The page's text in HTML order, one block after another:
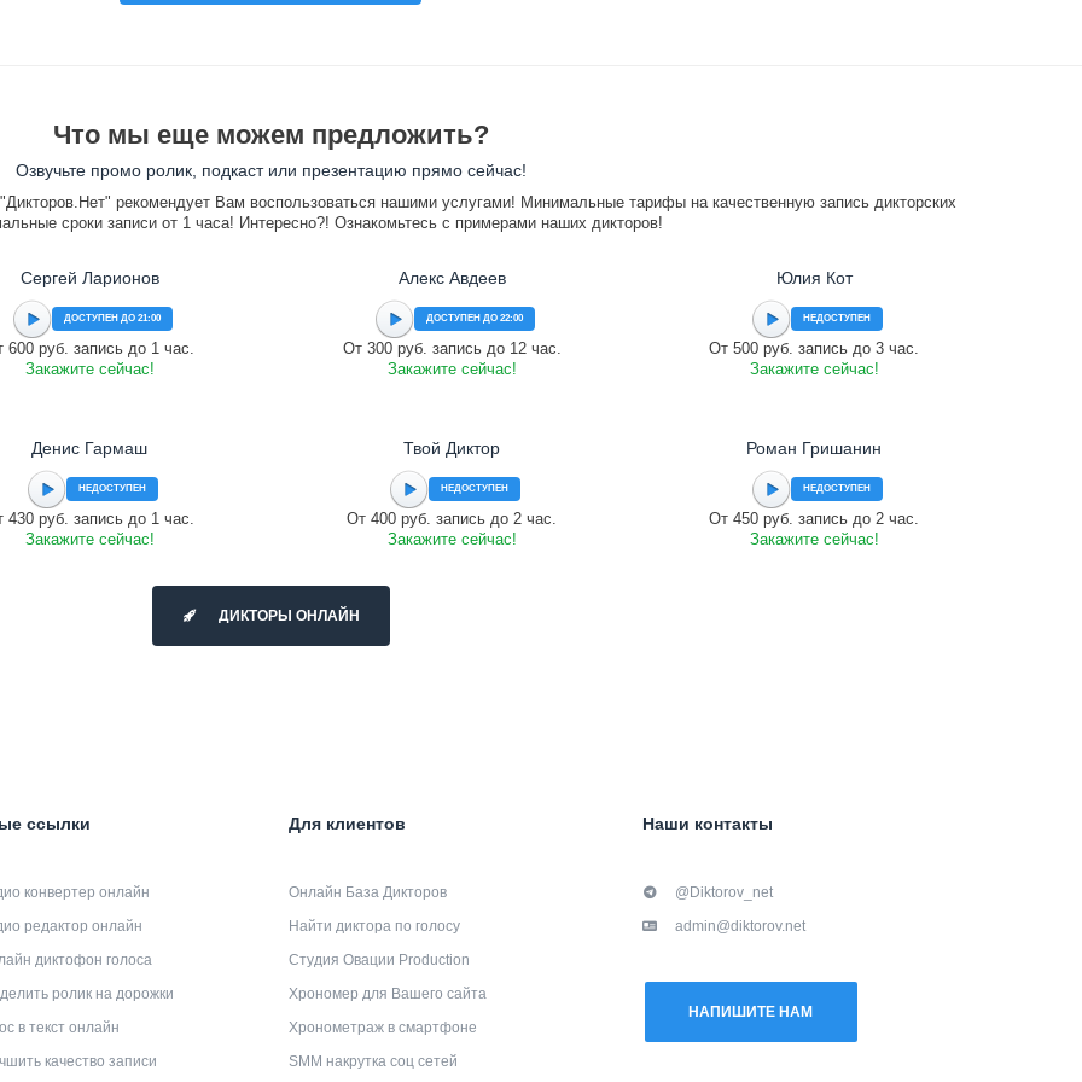
Что мы еще можем предложить?
Озвучьте промо ролик, подкаст или презентацию прямо сейчас!
рекомендует Вам воспользоваться нашими услугами! Минимальные тарифы на качественную запись дикторских
сроки записи от 1 часа! Интересно?! Ознакомьтесь с примерами наших дикторов!
Сергей Ларионов
ДОСТУПЕН ДО 21:00
600 руб. запись до 1 час.
Закажите сейчас!
Алекс Авдеев
ДОСТУПЕН ДО 22:00
От 300 руб. запись до 12 час.
Закажите сейчас!
Юлия Кот
НЕДОСТУПЕН
От 500 руб. запись до 3 час.
Закажите сейчас!
Денис Гармаш
НЕДОСТУПЕН
430 руб. запись до 1 час.
Закажите сейчас!
Твой Диктор
НЕДОСТУПЕН
От 400 руб. запись до 2 час.
Закажите сейчас!
Роман Гришанин
НЕДОСТУПЕН
От 450 руб. запись до 2 час.
Закажите сейчас!
ДИКТОРЫ ОНЛАЙН
ссылки
конвертер онлайн
редактор онлайн
диктофон голоса
ролик на дорожки
в текст онлайн
качество записи
Для клиентов
Онлайн База Дикторов
Найти диктора по голосу
Студия Овации Production
Хрономер для Вашего сайта
Хронометраж в смартфоне
SMM накрутка соц сетей
Наши контакты
@Diktorov_net
admin@diktorov.net
НАПИШИТЕ НАМ